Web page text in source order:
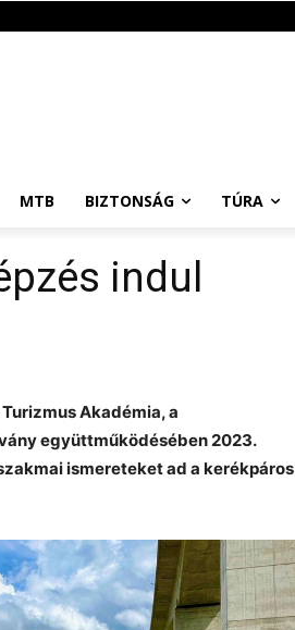
MTB BIZTONSÁG TÚRA
indul
Akadémia, a
együttműködésében 2023.
ismereteket ad a kerékpáros